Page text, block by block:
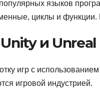
языков
циклы и функции.
и
игр с
игровой индустрией.